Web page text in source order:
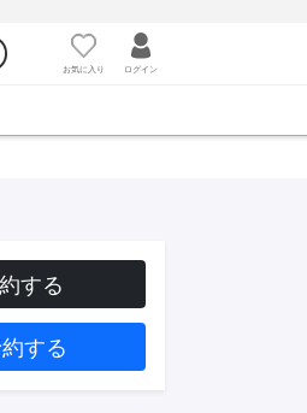
お気に入り ログイン
する
する